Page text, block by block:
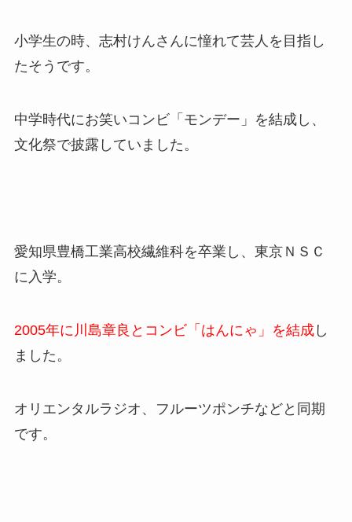
小学生の時、志村けんさんに憧れて芸人を目指し
たそうです。
中学時代にお笑いコンビ「モンデー」を結成し、
文化祭で披露していました。
愛知県豊橋工業高校繊維科を卒業し、東京ＮＳＣ
に入学。
2005年に川島章良とコンビ「はんにゃ」を結成し
ました。
オリエンタルラジオ、フルーツポンチなどと同期
です。